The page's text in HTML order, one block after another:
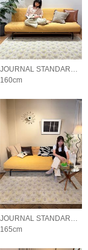
JOURNAL STANDARD FURNITURE
160cm
JOURNAL STANDARD FURNITURE
165cm